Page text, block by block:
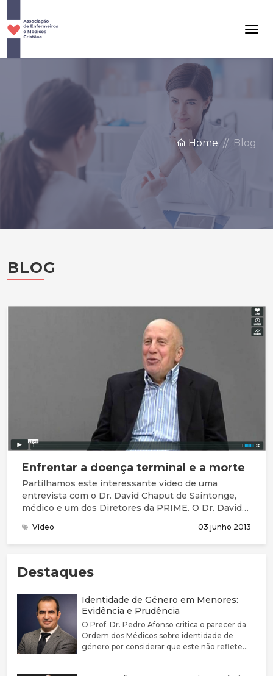
Home Blog
BLOG
Enfrentar a doença terminal e a morte
Partilhamos este interessante vídeo de uma
entrevista com o Dr. David Chaput de Saintonge,
médico e um dos Diretores da PRIME. O Dr. David
Vídeo 03 junho 2013
Destaques
Identidade de Género em Menores:
Evidência e Prudência
O Prof. Dr. Pedro Afonso critica o parecer da
Ordem dos Médicos sobre identidade de
género por considerar que este não reflete